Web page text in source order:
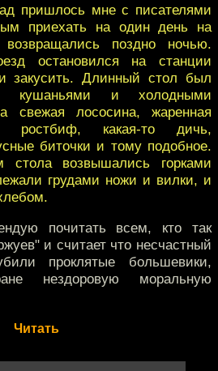
пришлось мне с писателями
приехать на один день на
поздно ночью.
остановился на станции
Длинный стол был
кушаньями и холодными
свежая лососина, жаренная
ростбиф, какая-то дичь,
биточки и тому подобное.
возвышались горками
грудами ножи и вилки, и
почитать всем, кто так
и считает что несчастный
проклятые большевики,
нездоровую моральную
Читать